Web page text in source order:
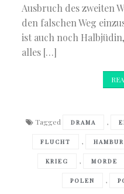
Ausbruch des zweiten
den falschen Weg
ist auch noch
alles […]
Tagged DRAMA ,
FLUCHT ,
KRIEG , MORDE
POLEN ,